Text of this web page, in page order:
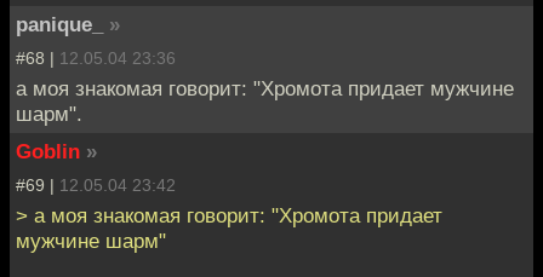
panique_
»
#68 | 12.05.04 23:36
а моя знакомая говорит: "Хромота придает мужчине
шарм".
Goblin »
#69 | 12.05.04 23:42
> а моя знакомая говорит: "Хромота придает
мужчине шарм"